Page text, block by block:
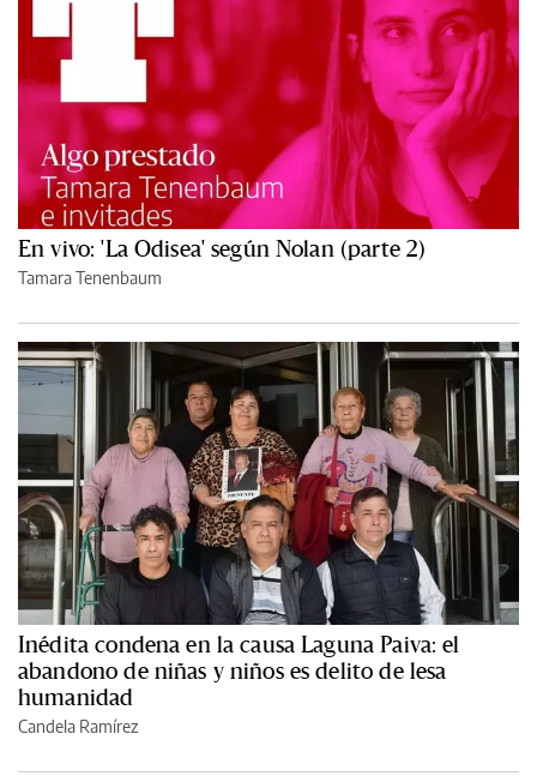
En vivo: 'La Odisea' según Nolan (parte 2)
Tamara Tenenbaum
Inédita condena en la causa Laguna Paiva: el
abandono de niñas y niños es delito de lesa
humanidad
Candela Ramírez